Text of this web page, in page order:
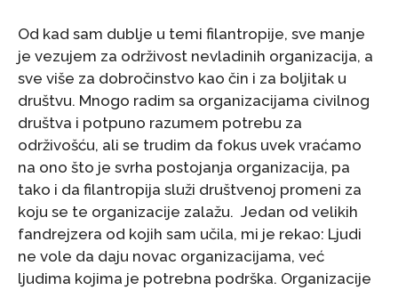
Od kad sam dublje u temi filantropije, sve manje
je vezujem za održivost nevladinih organizacija, a
sve više za dobročinstvo kao čin i za boljitak u
društvu. Mnogo radim sa organizacijama civilnog
društva i potpuno razumem potrebu za
održivošću, ali se trudim da fokus uvek vraćamo
na ono što je svrha postojanja organizacija, pa
tako i da filantropija služi društvenoj promeni za
koju se te organizacije zalažu. Jedan od velikih
fandrejzera od kojih sam učila, mi je rekao: Ljudi
ne vole da daju novac organizacijama, već
ljudima kojima je potrebna podrška. Organizacije